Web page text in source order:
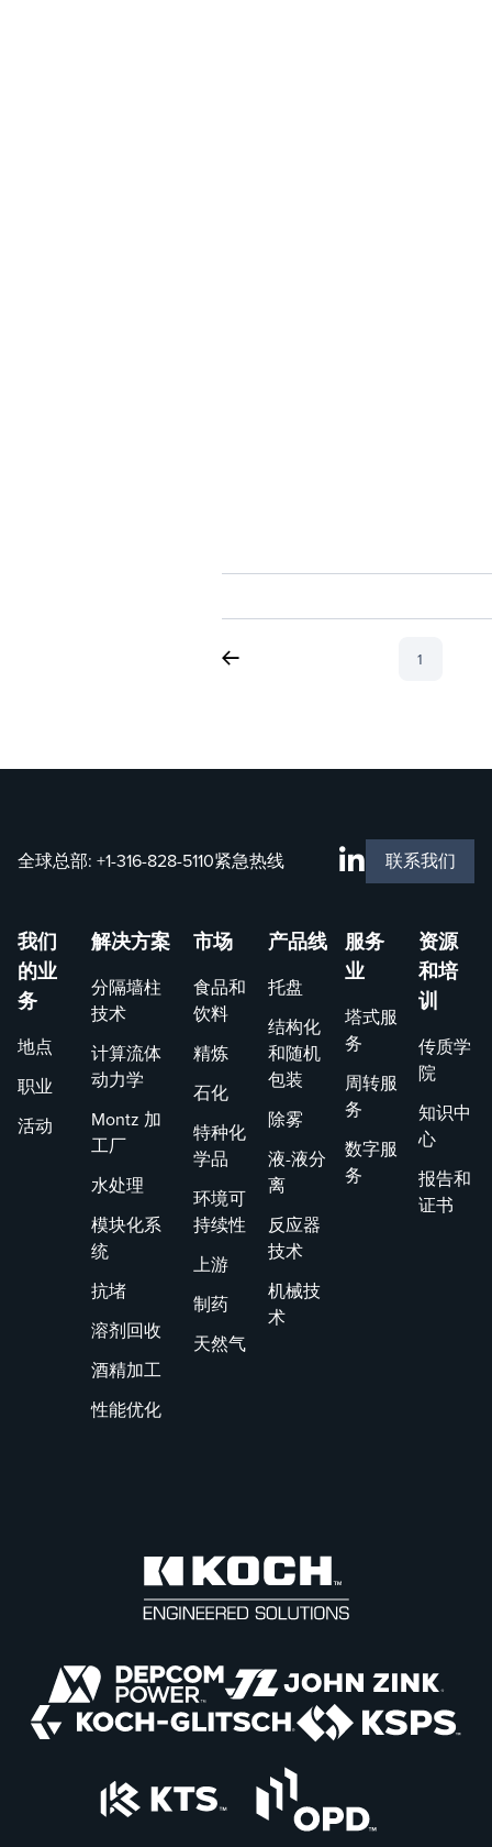
1
全球总部: +1-316-828-5110紧急热线 联系我们
我们
的业
务
地点
职业
活动
解决方案
分隔墙柱
技术
计算流体
动力学
Montz 加
工厂
水处理
模块化系
统
抗堵
溶剂回收
酒精加工
性能优化
市场
食品和
饮料
精炼
石化
特种化
学品
环境可
持续性
上游
制药
天然气
产品线
托盘
结构化
和随机
包装
除雾
液-液分
离
反应器
技术
机械技
术
服务
业
塔式服
务
周转服
务
数字服
务
资源
和培
训
传质学
院
知识中
心
报告和
证书